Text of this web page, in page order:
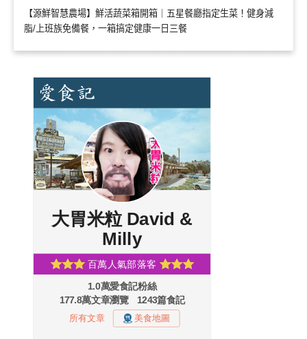
【源鮮智慧農場】鮮活蔬菜箱開箱｜五星餐廳指定生菜！健身減
脂/上班族免備餐，一箱搞定健康一日三餐